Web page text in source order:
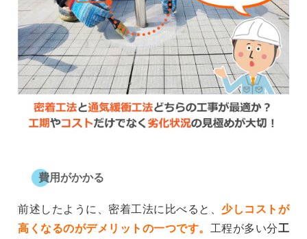
費用がかかる
前述したように、密着工法に比べると、少しコストが
高くなるのがデメリットの一つです。 工程が多い分工